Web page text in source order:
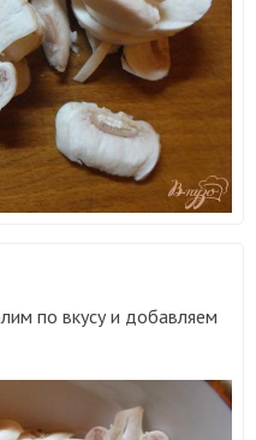
по вкусу и добавляем